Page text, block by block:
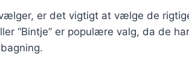
er det vigtigt at vælge de
“Bintje” er populære valg, da de